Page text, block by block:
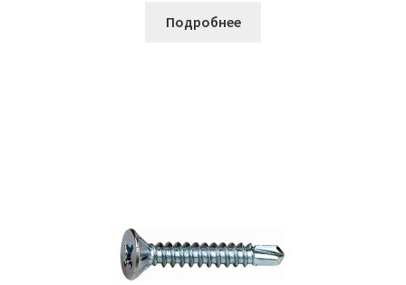
Подробнее